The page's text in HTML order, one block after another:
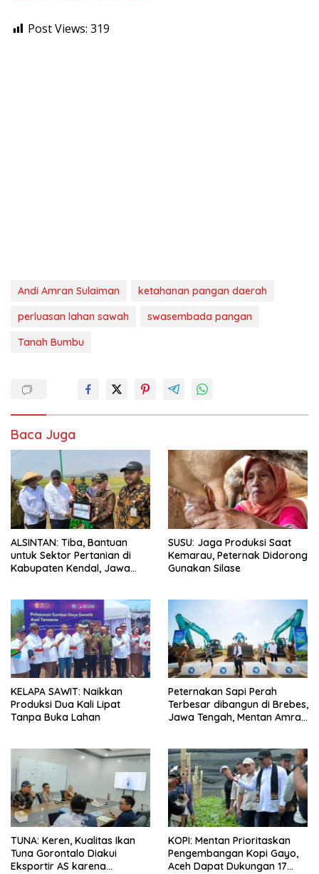
Post Views: 319
Andi Amran Sulaiman
ketahanan pangan daerah
perluasan lahan sawah
swasembada pangan
Tanah Bumbu
Baca Juga
ALSINTAN: Tiba, Bantuan
untuk Sektor Pertanian di
Kabupaten Kendal, Jawa
SUSU: Jaga Produksi Saat
Kemarau, Peternak Didorong
Gunakan Silase
KELAPA SAWIT: Naikkan
Produksi Dua Kali Lipat
Tanpa Buka Lahan
Peternakan Sapi Perah
Terbesar dibangun di Brebes,
Jawa Tengah, Mentan Amran
TUNA: Keren, Kualitas Ikan
Tuna Gorontalo Diakui
Eksportir AS karena
KOPI: Mentan Prioritaskan
Pengembangan Kopi Gayo,
Aceh Dapat Dukungan 17